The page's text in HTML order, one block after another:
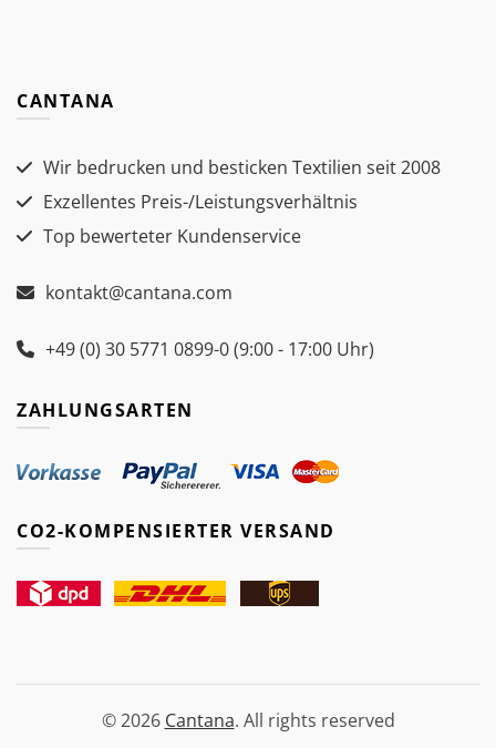
CANTANA
Wir bedrucken und besticken Textilien seit 2008
Exzellentes Preis-/Leistungsverhältnis
Top bewerteter Kundenservice
kontakt@cantana.com
+49 (0) 30 5771 0899-0 (9:00 - 17:00 Uhr)
ZAHLUNGSARTEN
CO2-KOMPENSIERTER VERSAND
© 2026 Cantana. All rights reserved